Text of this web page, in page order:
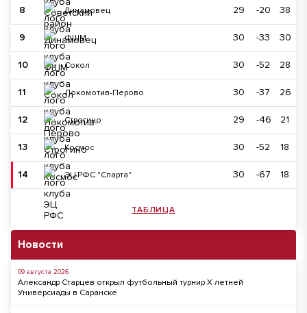
8 Динамовец 29 -20 38
9 ФШМ 30 -33 30
10 Сокол 30 -52 28
11 Локомотив-Перово 30 -37 26
12 Строгино 29 -46 21
13 Космос 30 -52 18
14 ЭЦ РФС "Спарта" 30 -67 18
ТАБЛИЦА
Новости
09 августа 2026
Александр Старцев открыл футбольный турнир X летней
Универсиады в Саранске